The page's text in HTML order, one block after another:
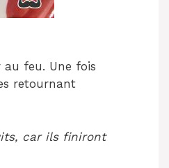
feu. Une fois
retournant
car ils finiront